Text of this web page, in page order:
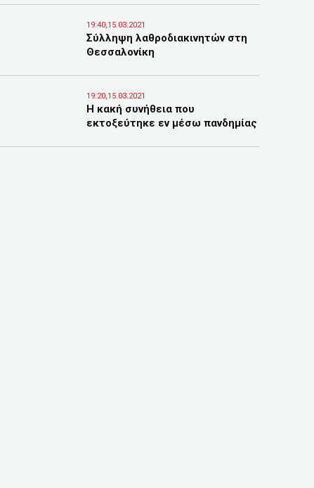
19:40,15.03.2021
Σύλληψη λαθροδιακινητών στη
Θεσσαλονίκη
19:20,15.03.2021
Η κακή συνήθεια που
εκτοξεύτηκε εν μέσω πανδημίας